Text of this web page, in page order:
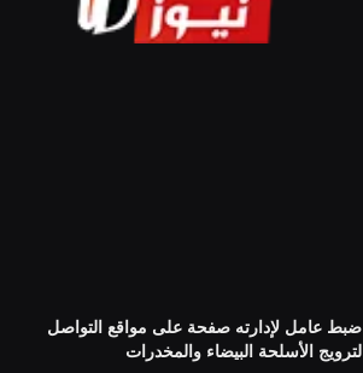
ضبط عامل لإدارته صفحة على مواقع التواصل
لترويج الأسلحة البيضاء والمخدرات